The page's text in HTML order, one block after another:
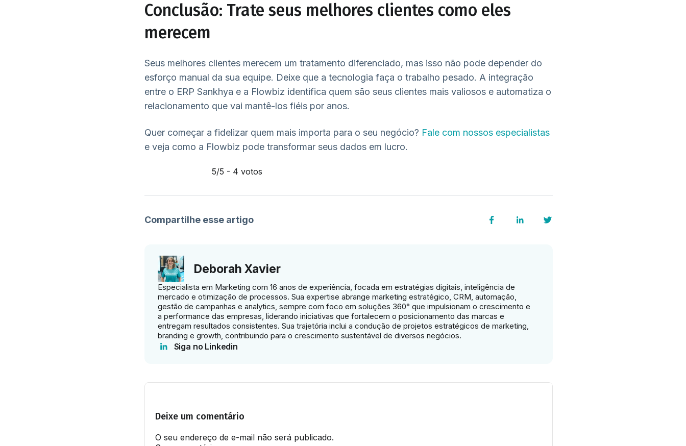
Conclusão: Trate seus melhores clientes como eles
merecem
Seus melhores clientes merecem um tratamento diferenciado, mas isso não pode depender do
esforço manual da sua equipe. Deixe que a tecnologia faça o trabalho pesado. A integração
entre o ERP Sankhya e a Flowbiz identifica quem são seus clientes mais valiosos e automatiza o
relacionamento que vai mantê-los fiéis por anos.
Quer começar a fidelizar quem mais importa para o seu negócio? Fale com nossos especialistas
e veja como a Flowbiz pode transformar seus dados em lucro.
5/5 - 4 votos
Compartilhe esse artigo
Deborah Xavier
Especialista em Marketing com 16 anos de experiência, focada em estratégias digitais, inteligência de
mercado e otimização de processos. Sua expertise abrange marketing estratégico, CRM, automação,
gestão de campanhas e analytics, sempre com foco em soluções 360° que impulsionam o crescimento e
a performance das empresas, liderando iniciativas que fortalecem o posicionamento das marcas e
entregam resultados consistentes. Sua trajetória inclui a condução de projetos estratégicos de marketing,
branding e growth, contribuindo para o crescimento sustentável de diversos negócios.
Siga no Linkedin
Deixe um comentário
O seu endereço de e-mail não será publicado.